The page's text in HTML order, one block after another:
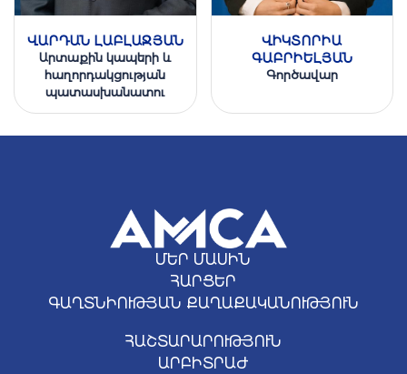
ՎԱՐԴԱՆ ԼԱԲԼԱՋՅԱՆ
Արտաքին կապերի և
հաղորդակցության
պատասխանատու
ՎԻԿՏՈՐԻԱ
ԳԱԲՐԻԵԼՅԱՆ
Գործավար
ՄԵՐ ՄԱՍԻՆ
ՀԱՐՑԵՐ
ԳԱՂՏՆԻՈՒԹՅԱՆ ՔԱՂԱՔԱԿԱՆՈՒԹՅՈՒՆ
ՀԱՇՏԱՐԱՐՈՒԹՅՈՒՆ
ԱՐԲԻՏՐԱԺ